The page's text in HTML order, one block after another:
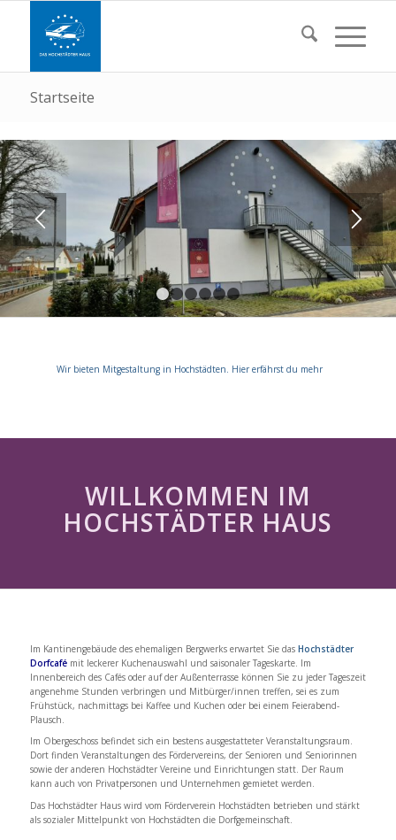
Startseite
1 2 3 4 5 6
Wir bieten Mitgestaltung in Hochstädten. Hier erfährst du mehr
WILLKOMMEN IM
HOCHSTÄDTER HAUS
Im Kantinengebäude des ehemaligen Bergwerks erwartet Sie das Hochstädter
Dorfcafé mit leckerer Kuchenauswahl und saisonaler Tageskarte. Im
Innenbereich des Cafés oder auf der Außenterrasse können Sie zu jeder Tageszeit
angenehme Stunden verbringen und Mitbürger/innen treffen, sei es zum
Frühstück, nachmittags bei Kaffee und Kuchen oder bei einem Feierabend-
Plausch.
Im Obergeschoss befindet sich ein bestens ausgestatteter Veranstaltungsraum.
Dort finden Veranstaltungen des Fördervereins, der Senioren und Seniorinnen
sowie der anderen Hochstädter Vereine und Einrichtungen statt. Der Raum
kann auch von Privatpersonen und Unternehmen gemietet werden.
Das Hochstädter Haus wird vom Förderverein Hochstädten betrieben und stärkt
als sozialer Mittelpunkt von Hochstädten die Dorfgemeinschaft.